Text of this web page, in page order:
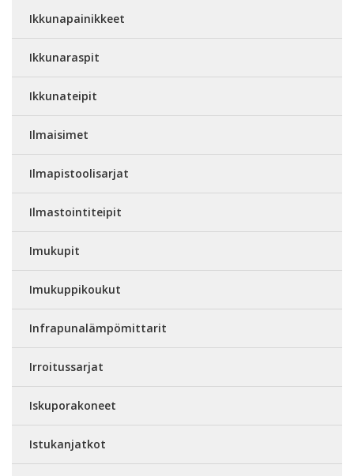
Ikkunapainikkeet
Ikkunaraspit
Ikkunateipit
Ilmaisimet
Ilmapistoolisarjat
Ilmastointiteipit
Imukupit
Imukuppikoukut
Infrapunalämpömittarit
Irroitussarjat
Iskuporakoneet
Istukanjatkot